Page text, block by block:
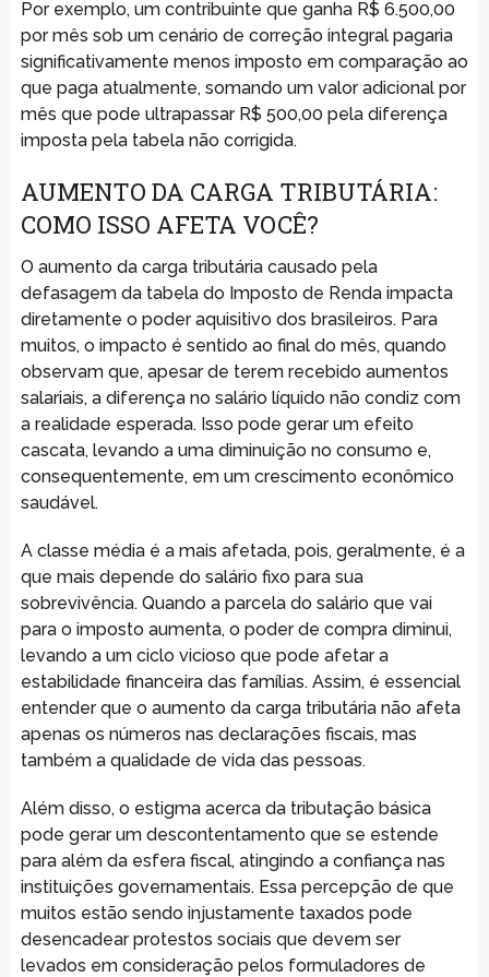
Por exemplo, um contribuinte que ganha R$ 6.500,00
por mês sob um cenário de correção integral pagaria
significativamente menos imposto em comparação ao
que paga atualmente, somando um valor adicional por
mês que pode ultrapassar R$ 500,00 pela diferença
imposta pela tabela não corrigida.
AUMENTO DA CARGA TRIBUTÁRIA:
COMO ISSO AFETA VOCÊ?
O aumento da carga tributária causado pela
defasagem da tabela do Imposto de Renda impacta
diretamente o poder aquisitivo dos brasileiros. Para
muitos, o impacto é sentido ao final do mês, quando
observam que, apesar de terem recebido aumentos
salariais, a diferença no salário líquido não condiz com
a realidade esperada. Isso pode gerar um efeito
cascata, levando a uma diminuição no consumo e,
consequentemente, em um crescimento econômico
saudável.
A classe média é a mais afetada, pois, geralmente, é a
que mais depende do salário fixo para sua
sobrevivência. Quando a parcela do salário que vai
para o imposto aumenta, o poder de compra diminui,
levando a um ciclo vicioso que pode afetar a
estabilidade financeira das famílias. Assim, é essencial
entender que o aumento da carga tributária não afeta
apenas os números nas declarações fiscais, mas
também a qualidade de vida das pessoas.
Além disso, o estigma acerca da tributação básica
pode gerar um descontentamento que se estende
para além da esfera fiscal, atingindo a confiança nas
instituições governamentais. Essa percepção de que
muitos estão sendo injustamente taxados pode
desencadear protestos sociais que devem ser
levados em consideração pelos formuladores de